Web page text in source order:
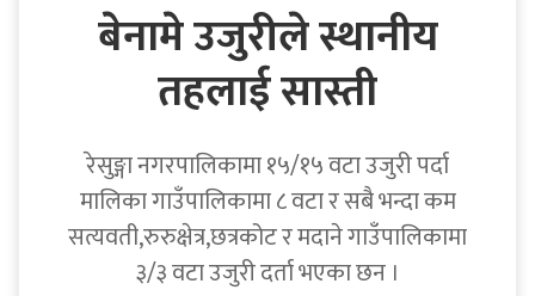
बेनामे उजुरीले स्थानीय
तहलाई सास्ती
रेसुङ्गा नगरपालिकामा १५/१५ वटा उजुरी पर्दा
मालिका गाउँपालिकामा ८ वटा र सबै भन्दा कम
सत्यवती,रुरुक्षेत्र,छत्रकोट र मदाने गाउँपालिकामा
३/३ वटा उजुरी दर्ता भएका छन ।